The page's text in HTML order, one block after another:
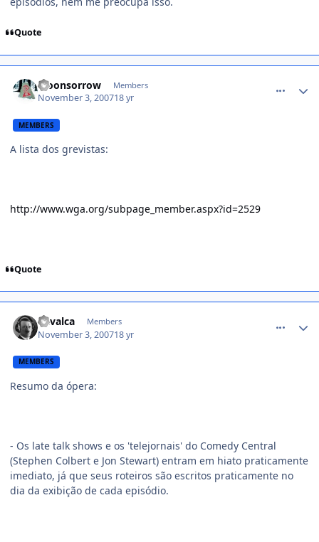
Quote
Moonsorrow Members
November 3, 200718 yr
MEMBERS
A lista dos grevistas:
http://www.wga.org/subpage_member.aspx?id=2529
Quote
Cavalca Members
November 3, 200718 yr
MEMBERS
Resumo da ópera:
- Os late talk shows e os 'telejornais' do Comedy Central
(Stephen Colbert e Jon Stewart) entram em hiato praticamente
imediato, já que seus roteiros são escritos praticamente no
dia da exibição de cada episódio.